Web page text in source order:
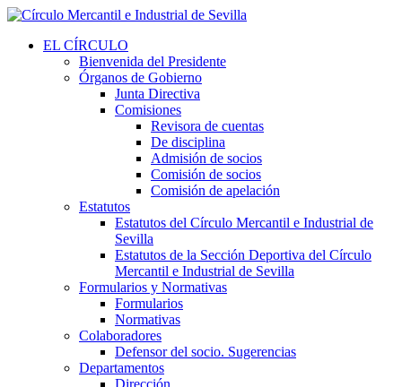
EL CÍRCULO
Bienvenida del Presidente
Órganos de Gobierno
Junta Directiva
Comisiones
Revisora de cuentas
De disciplina
Admisión de socios
Comisión de socios
Comisión de apelación
Estatutos
Estatutos del Círculo Mercantil e Industrial de
Sevilla
Estatutos de la Sección Deportiva del Círculo
Mercantil e Industrial de Sevilla
Formularios y Normativas
Formularios
Normativas
Colaboradores
Defensor del socio. Sugerencias
Departamentos
Dirección